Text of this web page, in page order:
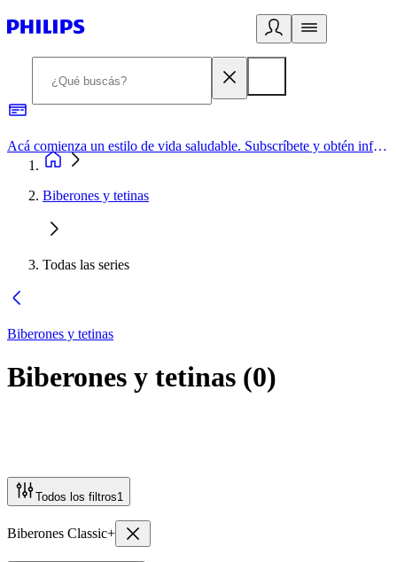
Acá comienza un estilo de vida saludable. Subscríbete y obtén información de primera mano
Biberones y tetinas
Todas las series
Biberones y tetinas
Biberones y tetinas (0)
Todos los filtros1
Biberones Classic+